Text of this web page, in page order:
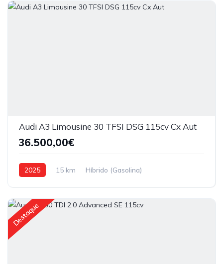
Audi A3 Limousine 30 TFSI DSG 115cv Cx Aut
36.500,00€
2025 15 km
Híbrido (Gasolina)
Destaque